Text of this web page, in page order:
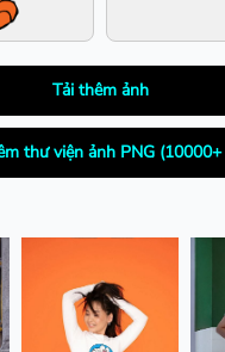
Tải thêm ảnh
thư viện ảnh PNG (10000+